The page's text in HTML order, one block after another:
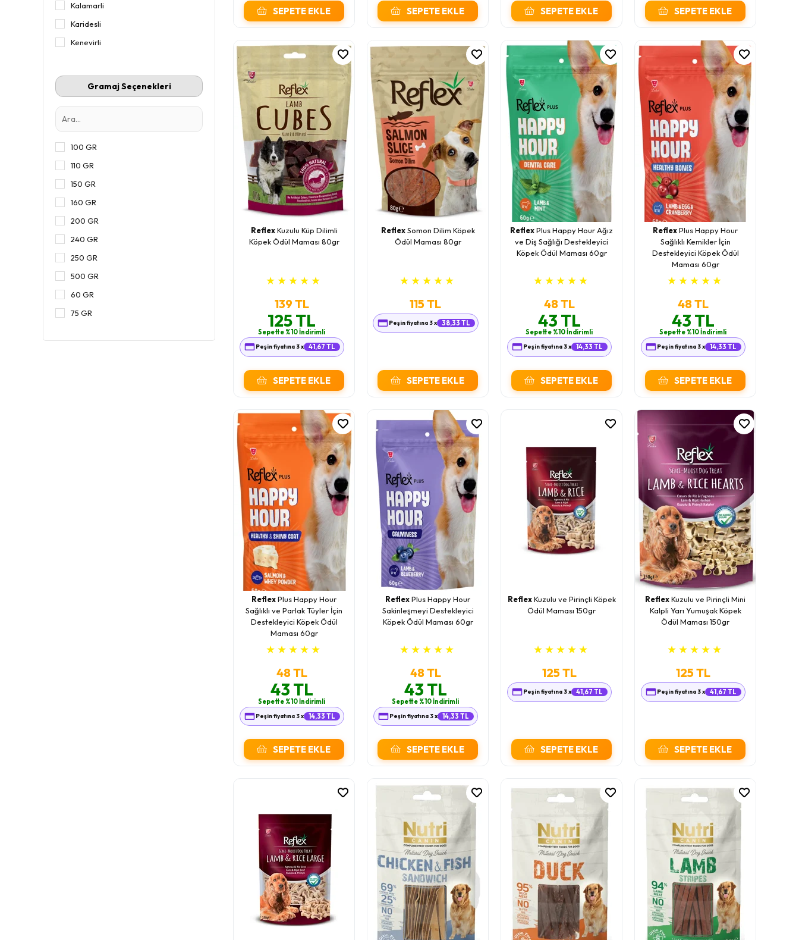
Kalamarli
Karidesli
Kenevirli
Kuzulu
Ördekli
Pirinçli
Somonlu
Gramaj Seçenekleri
100 GR
110 GR
150 GR
160 GR
200 GR
240 GR
250 GR
500 GR
60 GR
75 GR
SEPETE EKLE SEPETE EKLE SEPETE EKLE SEPETE EKLE
ReflexKuzulu Küp Dilimli
Köpek Ödül Maması 80gr
★ ★ ★ ★ ★
139 TL
125 TL
Sepette %10 İndirimli
Peşin fiyatına 3 x 41,67 TL
SEPETE EKLE
ReflexSomon Dilim Köpek
Ödül Maması 80gr
★ ★ ★ ★ ★
115 TL
Peşin fiyatına 3 x 38,33 TL
SEPETE EKLE
ReflexPlus Happy Hour Ağız
ve Diş Sağlığı Destekleyici
Köpek Ödül Maması 60gr
★ ★ ★ ★ ★
48 TL
43 TL
Sepette %10 İndirimli
Peşin fiyatına 3 x 14,33 TL
SEPETE EKLE
ReflexPlus Happy Hour
Sağlıklı Kemikler İçin
Destekleyici Köpek Ödül
Maması 60gr
★ ★ ★ ★ ★
48 TL
43 TL
Sepette %10 İndirimli
Peşin fiyatına 3 x 14,33 TL
SEPETE EKLE
ReflexPlus Happy Hour
Sağlıklı ve Parlak Tüyler İçin
Destekleyici Köpek Ödül
Maması 60gr
★ ★ ★ ★ ★
48 TL
43 TL
Sepette %10 İndirimli
Peşin fiyatına 3 x 14,33 TL
SEPETE EKLE
ReflexPlus Happy Hour
Sakinleşmeyi Destekleyici
Köpek Ödül Maması 60gr
★ ★ ★ ★ ★
48 TL
43 TL
Sepette %10 İndirimli
Peşin fiyatına 3 x 14,33 TL
SEPETE EKLE
ReflexKuzulu ve Pirinçli Köpek
Ödül Maması 150gr
★ ★ ★ ★ ★
125 TL
Peşin fiyatına 3 x 41,67 TL
SEPETE EKLE
ReflexKuzulu ve Pirinçli Mini
Kalpli Yarı Yumuşak Köpek
Ödül Maması 150gr
★ ★ ★ ★ ★
125 TL
Peşin fiyatına 3 x 41,67 TL
SEPETE EKLE